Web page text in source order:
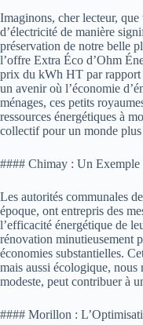
Imaginons, cher lecteur,
d’électricité de manière
préservation de notre belle
l’offre Extra Éco d’Ohm
prix du kWh HT par rapport
un avenir où l’économie
ménages, ces petits
ressources énergétiques à
collectif pour un monde
#### Chimay : Un
Les autorités communales
époque, ont entrepris des
l’efficacité énergétique de
rénovation minutieusement
économies substantielles.
mais aussi écologique, nous
modeste, peut contribuer à
#### Morillon :